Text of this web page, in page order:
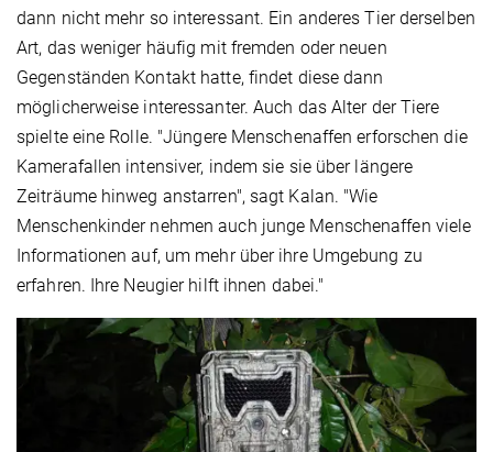
dann nicht mehr so interessant. Ein anderes Tier derselben
Art, das weniger häufig mit fremden oder neuen
Gegenständen Kontakt hatte, findet diese dann
möglicherweise interessanter. Auch das Alter der Tiere
spielte eine Rolle. "Jüngere Menschenaffen erforschen die
Kamerafallen intensiver, indem sie sie über längere
Zeiträume hinweg anstarren", sagt Kalan. "Wie
Menschenkinder nehmen auch junge Menschenaffen viele
Informationen auf, um mehr über ihre Umgebung zu
erfahren. Ihre Neugier hilft ihnen dabei."